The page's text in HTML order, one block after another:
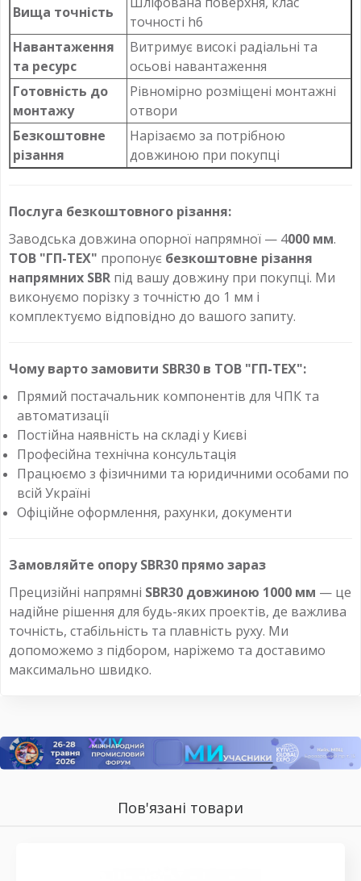
Вища точність
точності h6
Навантаження
та ресурс
Витримує високі радіальні та
осьові навантаження
Готовність до
монтажу
Рівномірно розміщені монтажні
отвори
Безкоштовне
різання
Нарізаємо за потрібною
довжиною при покупці
Послуга безкоштовного різання:
Заводська довжина опорної напрямної — 4000 мм.
ТОВ "ГП-ТЕХ" пропонує безкоштовне різання
напрямних SBR під вашу довжину при покупці. Ми
виконуємо порізку з точністю до 1 мм і
комплектуємо відповідно до вашого запиту.
Чому варто замовити SBR30 в ТОВ "ГП-ТЕХ":
Прямий постачальник компонентів для ЧПК та
автоматизації
Постійна наявність на складі у Києві
Професійна технічна консультація
Працюємо з фізичними та юридичними особами по
всій Україні
Офіційне оформлення, рахунки, документи
Замовляйте опору SBR30 прямо зараз
Прецизійні напрямні SBR30 довжиною 1000 мм — це
надійне рішення для будь-яких проектів, де важлива
точність, стабільність та плавність руху. Ми
допоможемо з підбором, наріжемо та доставимо
максимально швидко.
Пов'язані товари